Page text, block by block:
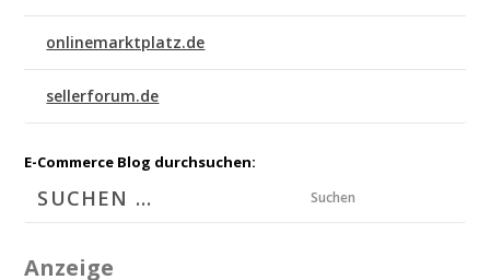
onlinemarktplatz.de
sellerforum.de
E-Commerce Blog durchsuchen:
Suchen
Anzeige